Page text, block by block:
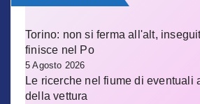
Torino: non si ferma all'alt,
finisce nel Po
5 Agosto 2026
Le ricerche nel fiume di eventuali
della vettura